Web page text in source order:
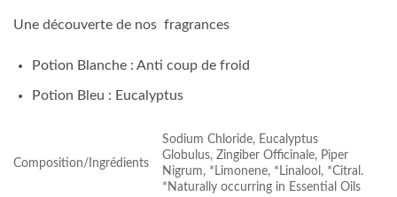
Une découverte de nos fragrances
Potion Blanche : Anti coup de froid
Potion Bleu : Eucalyptus
Composition/Ingrédients
Sodium Chloride, Eucalyptus
Globulus, Zingiber Officinale, Piper
Nigrum, *Limonene, *Linalool, *Citral.
*Naturally occurring in Essential Oils